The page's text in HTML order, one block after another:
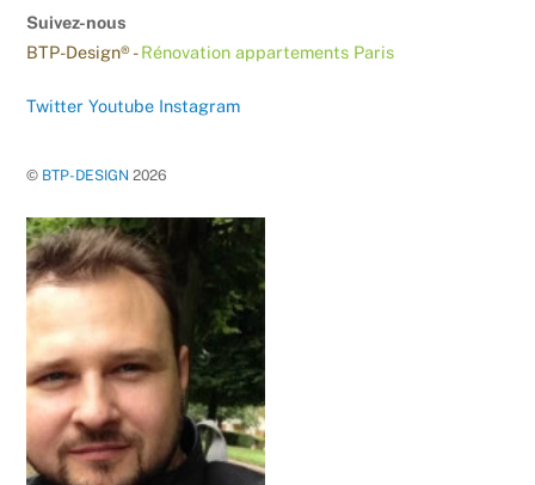
Suivez-nous
BTP-Design® -Rénovation appartements Paris
Twitter Youtube Instagram
© BTP-DESIGN 2026